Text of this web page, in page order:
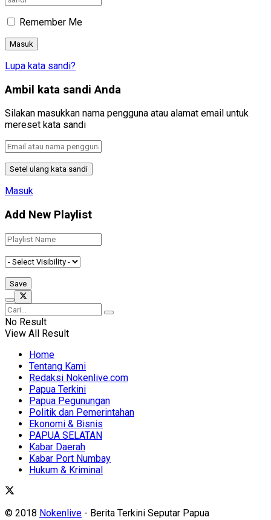
Remember Me
Lupa kata sandi?
Ambil kata sandi Anda
Silakan masukkan nama pengguna atau alamat email untuk
mereset kata sandi
Masuk
Add New Playlist
No Result
View All Result
Home
Tentang Kami
Redaksi Nokenlive.com
Papua Terkini
Papua Pegunungan
Politik dan Pemerintahan
Ekonomi & Bisnis
PAPUA SELATAN
Kabar Daerah
Kabar Port Numbay
Hukum & Kriminal
© 2018 Nokenlive - Berita Terkini Seputar Papua